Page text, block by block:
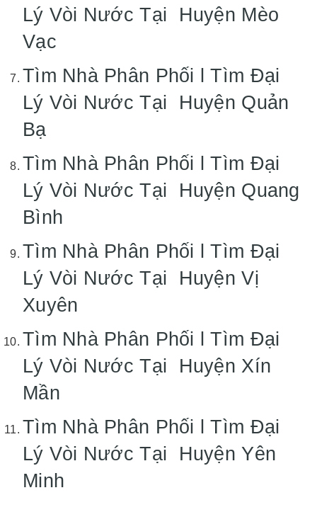
Lý Vòi Nước Tại Huyện Mèo
Vạc
Tìm Nhà Phân Phối l Tìm Đại
Lý Vòi Nước Tại Huyện Quản
Bạ
Tìm Nhà Phân Phối l Tìm Đại
Lý Vòi Nước Tại Huyện Quang
Bình
Tìm Nhà Phân Phối l Tìm Đại
Lý Vòi Nước Tại Huyện Vị
Xuyên
Tìm Nhà Phân Phối l Tìm Đại
Lý Vòi Nước Tại Huyện Xín
Mần
Tìm Nhà Phân Phối l Tìm Đại
Lý Vòi Nước Tại Huyện Yên
Minh